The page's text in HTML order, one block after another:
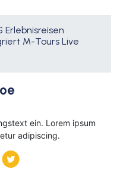
Erlebnisreisen
M-Tours Live
ein. Lorem ipsum
adipiscing.